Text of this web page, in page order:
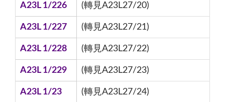
A23L 1/226 (轉見A23L27/20)
A23L 1/227 (轉見A23L27/21)
A23L 1/228 (轉見A23L27/22)
A23L 1/229 (轉見A23L27/23)
A23L 1/23 (轉見A23L27/24)